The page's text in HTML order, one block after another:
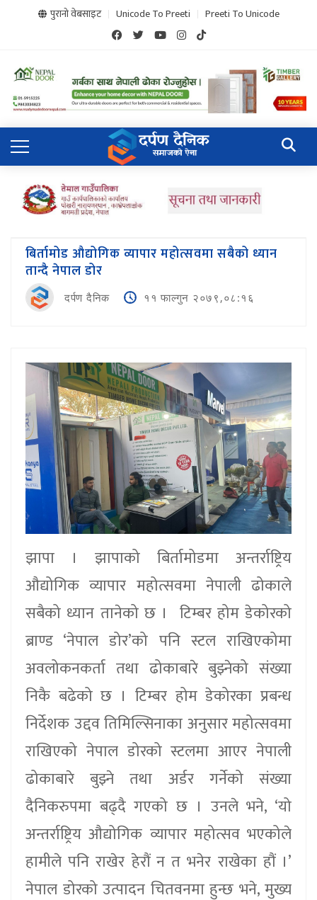
पुरानो वेबसाइट Unicode To Preeti Preeti To Unicode
बिर्तामोड औद्योगिक व्यापार महोत्सवमा सबैको ध्यान
तान्दै नेपाल डोर
दर्पण दैनिक ११ फाल्गुन २०७९,०८:१६
झापा । झापाको बिर्तामोडमा अन्तर्राष्ट्रिय
औद्योगिक व्यापार महोत्सवमा नेपाली ढोकाले
सबैको ध्यान तानेको छ । टिम्बर होम डेकोरको
ब्राण्ड ‘नेपाल डोर’को पनि स्टल राखिएकोमा
अवलोकनकर्ता तथा ढोकाबारे बुझ्नेको संख्या
निकै बढेको छ । टिम्बर होम डेकोरका प्रबन्ध
निर्देशक उद्दव तिमिल्सिनाका अनुसार महोत्सवमा
राखिएको नेपाल डोरको स्टलमा आएर नेपाली
ढोकाबारे बुझ्ने तथा अर्डर गर्नेको संख्या
दैनिकरुपमा बढ्दै गएको छ । उनले भने, ‘यो
अन्तर्राष्ट्रिय औद्योगिक व्यापार महोत्सव भएकोले
हामीले पनि राखेर हेरौं न त भनेर राखेका हौं ।’
नेपाल डोरको उत्पादन चितवनमा हुन्छ भने, मुख्य